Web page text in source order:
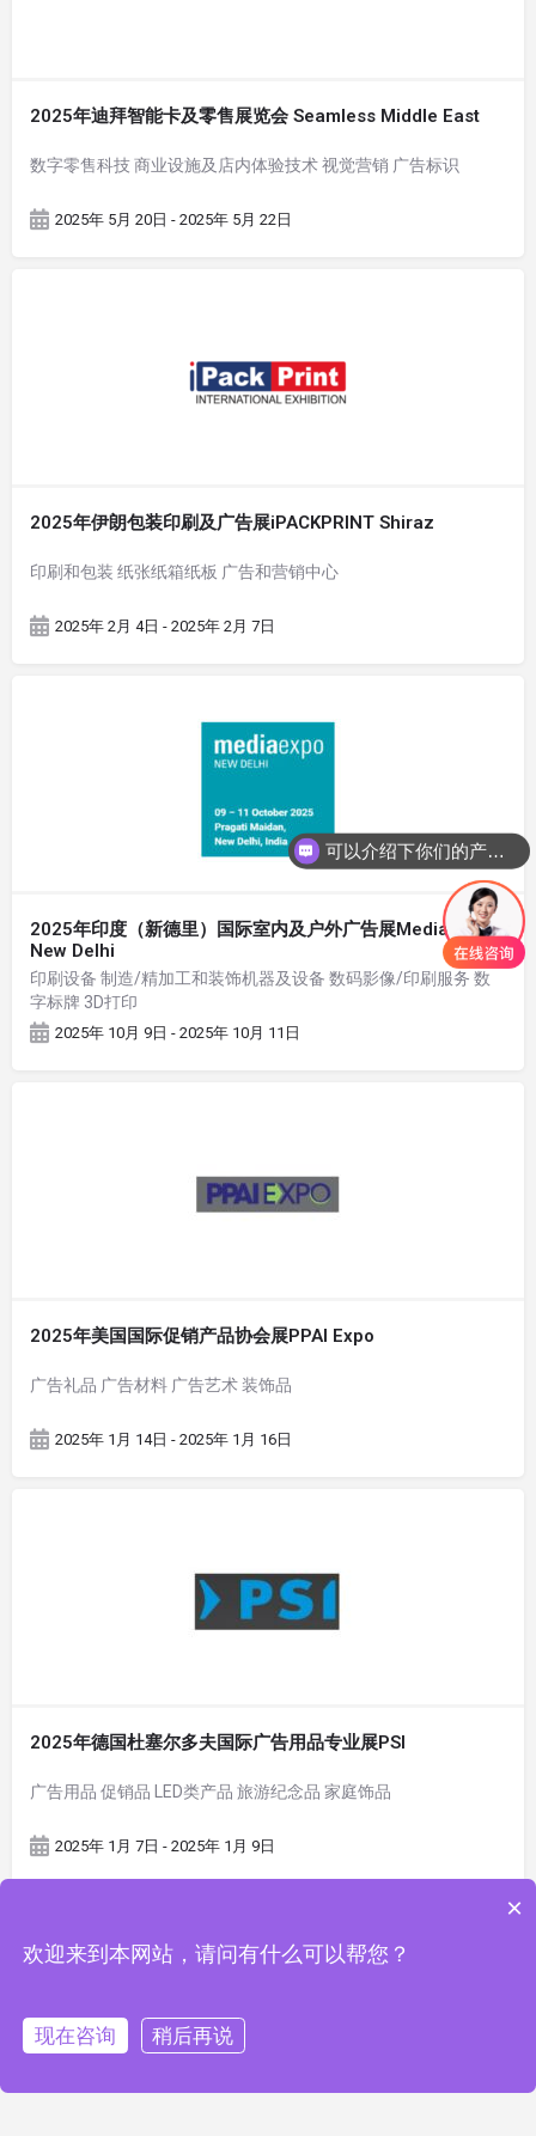
2025年迪拜智能卡及零售展览会 Seamless Middle East
数字零售科技 商业设施及店内体验技术 视觉营销 广告标识
2025年 5月 20日 - 2025年 5月 22日
2025年伊朗包装印刷及广告展iPACKPRINT Shiraz
印刷和包装 纸张纸箱纸板 广告和营销中心
2025年 2月 4日 - 2025年 2月 7日
2025年印度（新德里）国际室内及户外广告展Media Expo
New Delhi
印刷设备 制造/精加工和装饰机器及设备 数码影像/印刷服务 数
字标牌 3D打印
2025年 10月 9日 - 2025年 10月 11日
2025年美国国际促销产品协会展PPAI Expo
广告礼品 广告材料 广告艺术 装饰品
2025年 1月 14日 - 2025年 1月 16日
2025年德国杜塞尔多夫国际广告用品专业展PSI
广告用品 促销品 LED类产品 旅游纪念品 家庭饰品
2025年 1月 7日 - 2025年 1月 9日
可以介绍下你们的产品么
×
欢迎来到本网站，请问有什么可以帮您？
现在咨询 稍后再说